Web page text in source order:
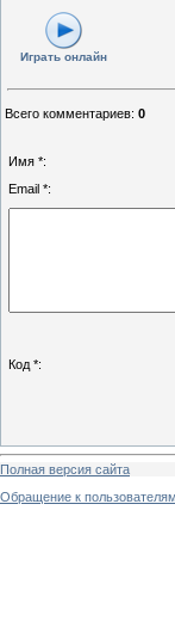
Играть онлайн
Всего комментариев: 0
Имя *:
Email *:
Код *:
Полная версия сайта
Обращение к пользователям